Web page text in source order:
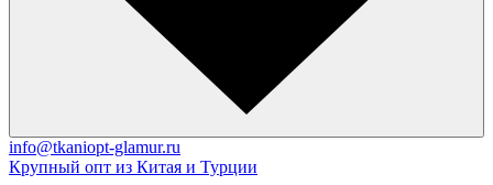
info@tkaniopt-glamur.ru
Крупный опт из Китая и Турции